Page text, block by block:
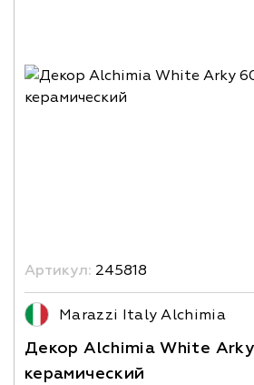
Артикул: 245818
Marazzi Italy Alchimia
Декор Alchimia White
керамический